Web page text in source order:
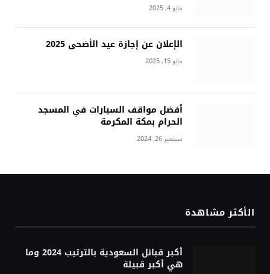
مايو 4, 2025
الإعلان عن إجازة عيد الأضحى 2025
مايو 15, 2025
أفضل مواقف السيارات في المسجد
الحرام بمكة المكرمة
سبتمبر 26, 2024
الأكثر مشاهدة
أكبر قبائل السعودية بالترتيب 2024 وما
هي أكبر قبيلة